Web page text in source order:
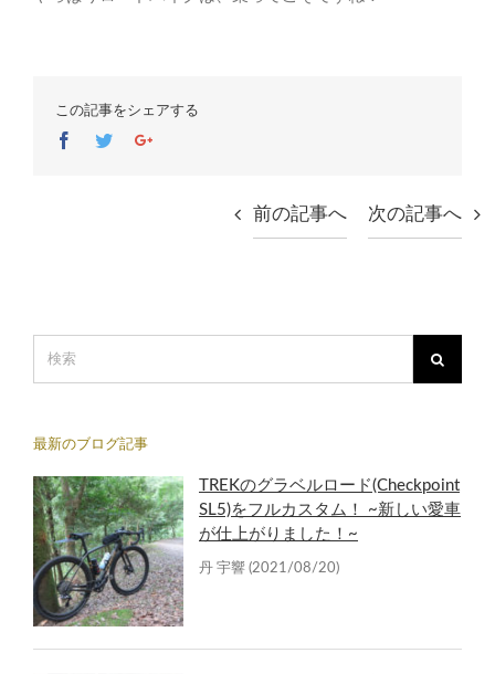
この記事をシェアする
Facebook
TwitterGoogle+
前の記事へ 次の記事へ
最新のブログ記事
TREKのグラベルロード(Checkpoint
SL5)をフルカスタム！ ~新しい愛車
が仕上がりました！~
丹 宇響 (2021/08/20)